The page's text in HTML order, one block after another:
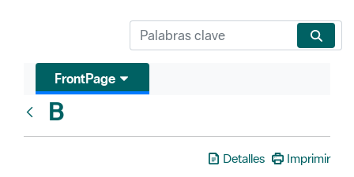
FrontPage
B
Detalles Imprimir